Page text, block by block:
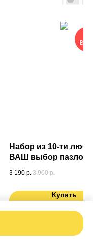
Набор из 10-ти
ВАШ выбор пазлов
3 190 р. 3 900 р.
Купить